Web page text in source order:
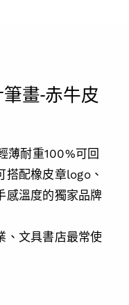
畫-赤牛皮
薄耐重100%可回
搭配橡皮章logo、
感溫度的獨家品牌
、文具書店最常使